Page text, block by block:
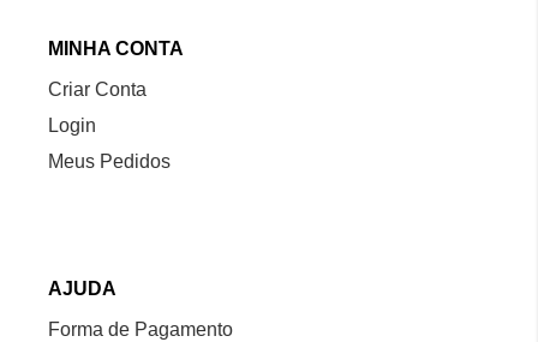
MINHA CONTA
Criar Conta
Login
Meus Pedidos
AJUDA
Forma de Pagamento